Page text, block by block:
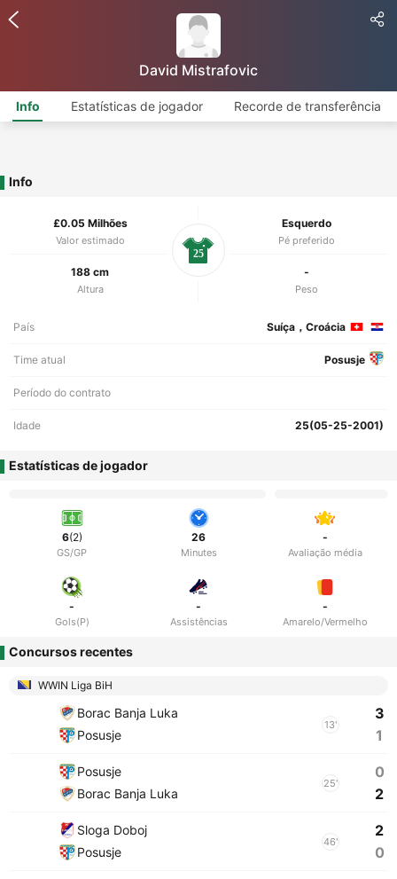
David Mistrafovic
Info Estatísticas de jogador Recorde de transferência
Info
£0.05 Milhões
Valor estimado
Esquerdo
Pé preferido
188 cm
Altura
-
Peso
25
País Suíça，Croácia
Time atual Posusje
Período do contrato
Idade 25(05-25-2001)
Estatísticas de jogador
6(2)
GS/GP
26
Minutes
-
Avaliação média
-
Gols(P)
-
Assistências
-
Amarelo/Vermelho
Concursos recentes
WWIN Liga BiH
Borac Banja Luka
Posusje
13'
3
1
Posusje
Borac Banja Luka
25'
0
2
Sloga Doboj
Posusje
46'
2
0